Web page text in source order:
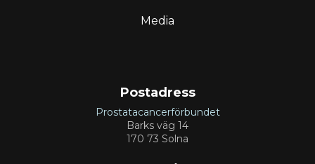
Media
Postadress
Prostatacancerförbundet
Barks väg 14
170 73 Solna